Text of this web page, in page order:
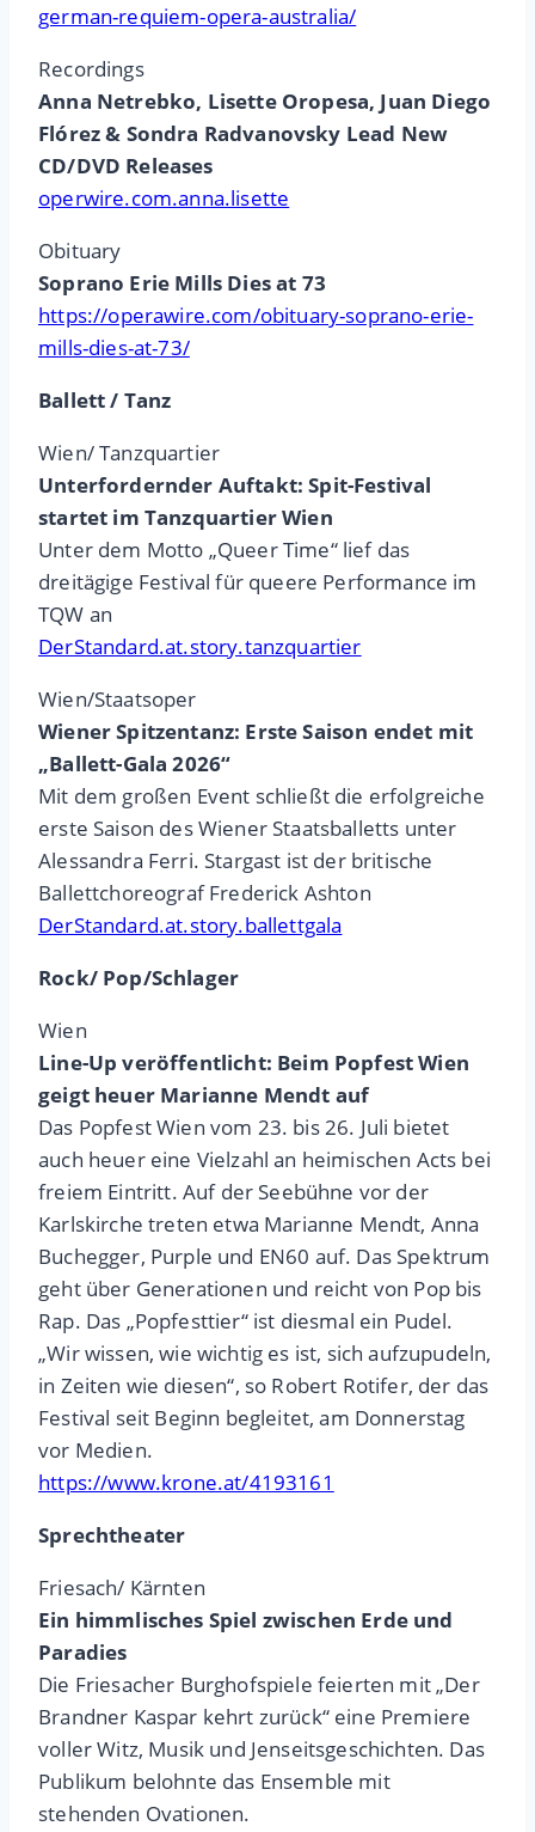
german-requiem-opera-australia/
Recordings
Anna Netrebko, Lisette Oropesa, Juan Diego
Flórez & Sondra Radvanovsky Lead New
CD/DVD Releases
operwire.com.anna.lisette
Obituary
Soprano Erie Mills Dies at 73
https://operawire.com/obituary-soprano-erie-
mills-dies-at-73/
Ballett / Tanz
Wien/ Tanzquartier
Unterfordernder Auftakt: Spit-Festival
startet im Tanzquartier Wien
Unter dem Motto „Queer Time“ lief das
dreitägige Festival für queere Performance im
TQW an
DerStandard.at.story.tanzquartier
Wien/Staatsoper
Wiener Spitzentanz: Erste Saison endet mit
„Ballett-Gala 2026“
Mit dem großen Event schließt die erfolgreiche
erste Saison des Wiener Staatsballetts unter
Alessandra Ferri. Stargast ist der britische
Ballettchoreograf Frederick Ashton
DerStandard.at.story.ballettgala
Rock/ Pop/Schlager
Wien
Line-Up veröffentlicht: Beim Popfest Wien
geigt heuer Marianne Mendt auf
Das Popfest Wien vom 23. bis 26. Juli bietet
auch heuer eine Vielzahl an heimischen Acts bei
freiem Eintritt. Auf der Seebühne vor der
Karlskirche treten etwa Marianne Mendt, Anna
Buchegger, Purple und EN60 auf. Das Spektrum
geht über Generationen und reicht von Pop bis
Rap. Das „Popfesttier“ ist diesmal ein Pudel.
„Wir wissen, wie wichtig es ist, sich aufzupudeln,
in Zeiten wie diesen“, so Robert Rotifer, der das
Festival seit Beginn begleitet, am Donnerstag
vor Medien.
https://www.krone.at/4193161
Sprechtheater
Friesach/ Kärnten
Ein himmlisches Spiel zwischen Erde und
Paradies
Die Friesacher Burghofspiele feierten mit „Der
Brandner Kaspar kehrt zurück“ eine Premiere
voller Witz, Musik und Jenseitsgeschichten. Das
Publikum belohnte das Ensemble mit
stehenden Ovationen.